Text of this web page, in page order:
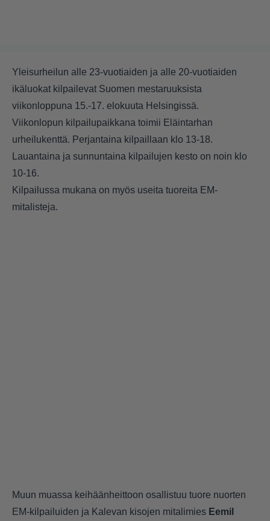
Yleisurheilun alle 23-vuotiaiden ja alle 20-vuotiaiden
ikäluokat kilpailevat Suomen mestaruuksista
viikonloppuna 15.-17. elokuuta Helsingissä.
Viikonlopun kilpailupaikkana toimii Eläintarhan
urheilukenttä. Perjantaina kilpaillaan klo 13-18.
Lauantaina ja sunnuntaina kilpailujen kesto on noin klo
10-16.
Kilpailussa mukana on myös useita tuoreita EM-
mitalisteja.
Muun muassa keihäänheittoon osallistuu tuore nuorten
EM-kilpailuiden ja Kalevan kisojen mitalimies Eemil